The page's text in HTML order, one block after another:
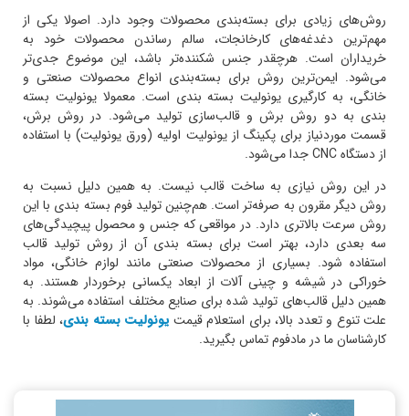
روش‌های زیادی برای بسته‌بندی محصولات وجود دارد. اصولا یکی از
مهم‌ترین دغدغه‌های کارخانجات، سالم رساندن محصولات خود به
خریداران است. هرچقدر جنس شکننده‌تر باشد، این موضوع جدی‌تر
می‌شود. ایمن‌ترین روش برای بسته‌بندی انواع محصولات صنعتی و
خانگی، به کارگیری یونولیت بسته بندی است. معمولا یونولیت بسته
بندی به دو روش برش و قالب‌سازی تولید می‌شود. در روش برش،
قسمت موردنیاز برای پکینگ از یونولیت اولیه (ورق یونولیت) با استفاده
از دستگاه CNC جدا می‌شود.
در این روش نیازی به ساخت قالب نیست. به همین دلیل نسبت به
روش دیگر مقرون به صرفه‌تر است. هم‌چنین تولید فوم بسته بندی با این
روش سرعت بالاتری دارد. در مواقعی که جنس و محصول پیچیدگی‌های
سه بعدی دارد، بهتر است برای بسته بندی آن از روش تولید قالب
استفاده شود. بسیاری از محصولات صنعتی مانند لوازم خانگی، مواد
خوراکی در شیشه و چینی آلات از ابعاد یکسانی برخوردار هستند. به
همین دلیل قالب‌های تولید شده برای صنایع مختلف استفاده می‌شوند. به
علت تنوع و تعدد بالا، برای استعلام قیمت یونولیت بسته بندی، لطفا با
کارشناسان ما در مادفوم تماس بگیرید.